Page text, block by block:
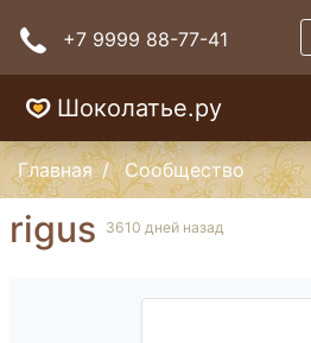
+7 9999 88-77-41
Шоколатье.ру
Главная Сообщество
rigus 3610 дней назад